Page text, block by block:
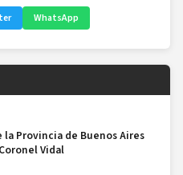
WhatsApp
Provincia de Buenos Aires
Vidal